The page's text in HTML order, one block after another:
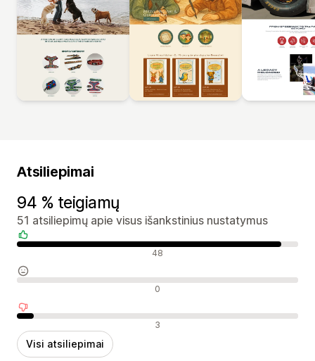
Atsiliepimai
94 % teigiamų
51 atsiliepimų apie visus išankstinius nustatymus
Teigiami atsiliepimai 48
Neutralūs atsiliepimai 0
Neigiami atsiliepimai 3
Visi atsiliepimai